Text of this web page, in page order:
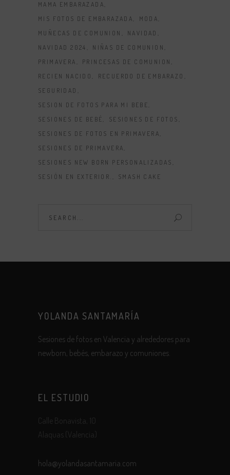
MAMA EMBARAZADA
MIS FOTOS DE EMBARAZADA
MODA
MUÑECAS DE COMUNION
NAVIDAD
NAVIDAD 2024
NIÑAS DE COMUNION
PRIMAVERA
PRINCESAS DE COMUNION
RECIEN NACIDO
RECUERDO DE EMBARAZO
SEGURIDAD
SESION DE FOTOS PARA MI BEBE
SESIONES DE BEBÉ
SESIONES DE FOTOS
SESIONES DE FOTOS EN PRIMAVERA
SESIONES DE PRIMAVERA
SESIONES NEW BORN PERSONALIZADAS
SESIÓN EN EXTERIOR.
SMASH CAKE
YOLANDA SANTAMARÍA
Sesiones de fotos en Valencia y alrededores para
newborn, bebés, embarazo y comuniones.
EL ESTUDIO
Calle Bonavista, 10
Alaquas (Valencia)
hola@yolandasantamaria.com